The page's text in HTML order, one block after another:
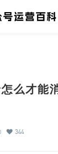
么才能
344